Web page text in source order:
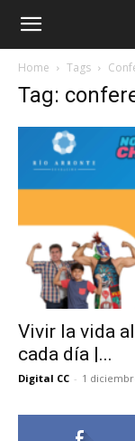
Home Tags
Tag:
Vivir la vida
cada día |...
Digital CC - 1